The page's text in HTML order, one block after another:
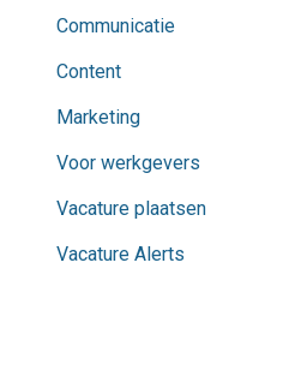
Communicatie
Content
Marketing
Voor werkgevers
Vacature plaatsen
Vacature Alerts